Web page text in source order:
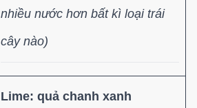
nhiều nước hơn bất kì loại trái
cây nào)
Lime: quả chanh xanh